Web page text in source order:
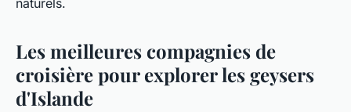
naturels.
Les meilleures compagnies de
croisière pour explorer les geysers
d'Islande